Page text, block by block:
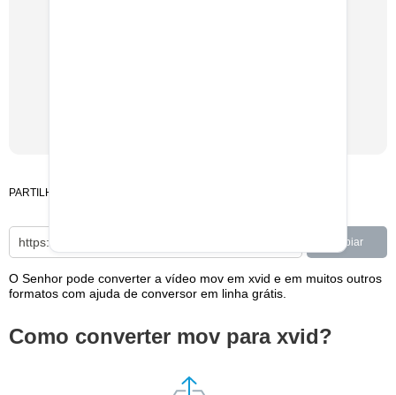
PARTILHAR
Copiar
O Senhor pode converter a vídeo mov em xvid e em muitos outros
formatos com ajuda de conversor em linha grátis.
Como converter mov para xvid?